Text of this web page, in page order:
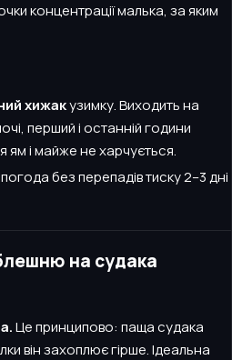
концентрації малька, за яким
хижакузимку. Виходить на
перший і останній години
ям і майже не харчується.
без перепадів тиску 2–3 дні
на судака
Це принципово: паща судака
він захоплює гірше. Ідеальна